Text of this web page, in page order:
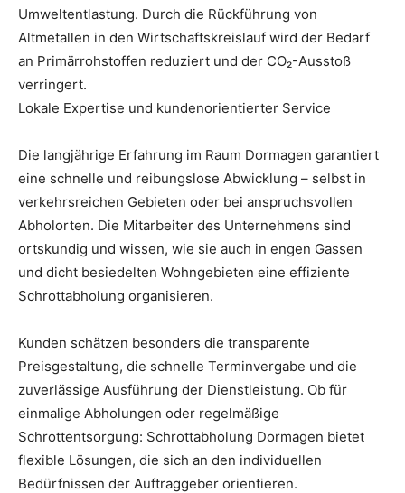
Umweltentlastung. Durch die Rückführung von
Altmetallen in den Wirtschaftskreislauf wird der Bedarf
an Primärrohstoffen reduziert und der CO₂-Ausstoß
verringert.
Lokale Expertise und kundenorientierter Service
Die langjährige Erfahrung im Raum Dormagen garantiert
eine schnelle und reibungslose Abwicklung – selbst in
verkehrsreichen Gebieten oder bei anspruchsvollen
Abholorten. Die Mitarbeiter des Unternehmens sind
ortskundig und wissen, wie sie auch in engen Gassen
und dicht besiedelten Wohngebieten eine effiziente
Schrottabholung organisieren.
Kunden schätzen besonders die transparente
Preisgestaltung, die schnelle Terminvergabe und die
zuverlässige Ausführung der Dienstleistung. Ob für
einmalige Abholungen oder regelmäßige
Schrottentsorgung: Schrottabholung Dormagen bietet
flexible Lösungen, die sich an den individuellen
Bedürfnissen der Auftraggeber orientieren.